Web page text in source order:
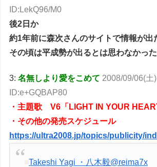
ID:LekQ96/M0
後2日か
約1年前に森次さんのサイトで情報が出
その頃は平成勢が出るとは思わなかった
3:名無しより愛をこめて 2008/09/06(土
ID:e+GQBAP80
・主題歌 V6「LIGHT IN YOUR
・その他の発売スケジュール
https://ultra2008.jp/topics/publicity/
Takeshi Yagi ・八木毅@reima7x